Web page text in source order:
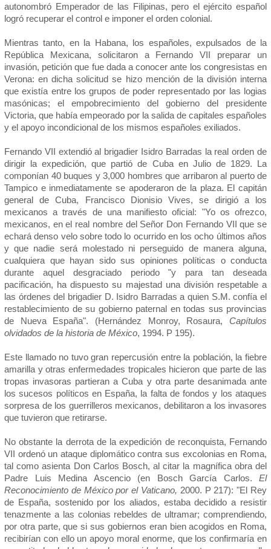
autonombró Emperador de las Filipinas, pero el ejército español
logró recuperar el control e imponer el orden colonial.
Mientras tanto, en la Habana, los españoles, expulsados de la
República Mexicana, solicitaron a Fernando VII preparar un
invasión, petición que fue dada a conocer ante los congresistas en
Verona: en dicha solicitud se hizo mención de la división interna
que existía entre los grupos de poder representado por las logias
masónicas; el empobrecimiento del gobierno del presidente
Victoria, que había empeorado por la salida de capitales españoles
y el apoyo incondicional de los mismos españoles exiliados.
Fernando VII extendió al brigadier Isidro Barradas la real orden de
dirigir la expedición, que partió de Cuba en Julio de 1829. La
componían 40 buques y 3,000 hombres que arribaron al puerto de
Tampico e inmediatamente se apoderaron de la plaza. El capitán
general de Cuba, Francisco Dionisio Vives, se dirigió a los
mexicanos a través de una manifiesto oficial: "Yo os ofrezco,
mexicanos, en el real nombre del Señor Don Fernando VII que se
echará denso velo sobre todo lo ocurrido en los ocho últimos años
y que nadie será molestado ni perseguido de manera alguna,
cualquiera que hayan sido sus opiniones políticas o conducta
durante aquel desgraciado periodo "y para tan deseada
pacificación, ha dispuesto su majestad una división respetable a
las órdenes del brigadier D. Isidro Barradas a quien S.M. confía el
restablecimiento de su gobierno paternal en todas sus provincias
de Nueva España". (Hernández Monroy, Rosaura, Capítulos
olvidados de la historia de México, 1994. P 195).
Este llamado no tuvo gran repercusión entre la población, la fiebre
amarilla y otras enfermedades tropicales hicieron que parte de las
tropas invasoras partieran a Cuba y otra parte desanimada ante
los sucesos políticos en España, la falta de fondos y los ataques
sorpresa de los guerrilleros mexicanos, debilitaron a los invasores
que tuvieron que retirarse.
No obstante la derrota de la expedición de reconquista, Fernando
VII ordenó un ataque diplomático contra sus excolonias en Roma,
tal como asienta Don Carlos Bosch, al citar la magnífica obra del
Padre Luis Medina Ascencio (en Bosch García Carlos. El
Reconocimiento de México por el Vaticano, 2000. P 217): "El Rey
de España, sostenido por los aliados, estaba decidido a resistir
tenazmente a las colonias rebeldes de ultramar; comprendiendo,
por otra parte, que si sus gobiernos eran bien acogidos en Roma,
recibirían con ello un apoyo moral enorme, que los confirmaría en